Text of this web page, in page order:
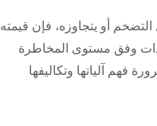
أو يتجاوزه، فإن قيمته
وفق مستوى المخاطرة
فهم آلياتها وتكاليفها